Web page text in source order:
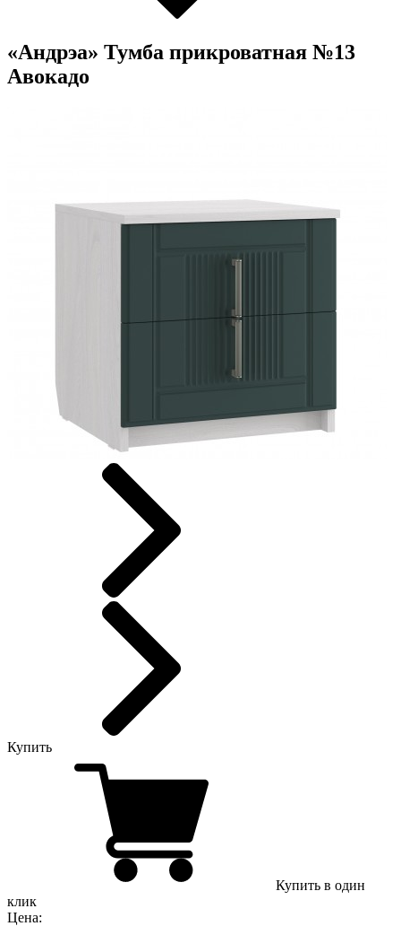
«Андрэа» Тумба прикроватная №13
Авокадо
Купить
Купить в один
клик
Цена: